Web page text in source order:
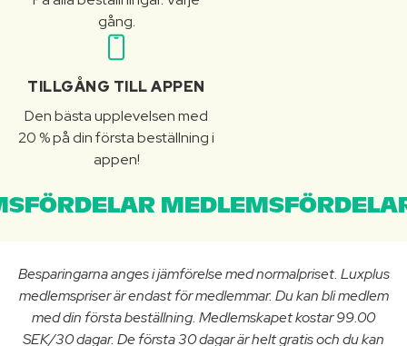
gång.
TILLGÅNG TILL APPEN
Den bästa upplevelsen med
20 % på din första beställning i
appen!
Besparingarna anges i jämförelse med normalpriset. Luxplus
medlemspriser är endast för medlemmar. Du kan bli medlem
med din första beställning. Medlemskapet kostar 99.00
SEK/30 dagar. De första 30 dagar är helt gratis och du kan